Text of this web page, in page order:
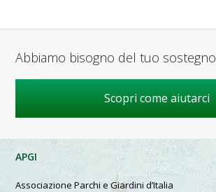
Abbiamo bisogno del tuo sostegno
Scopri come aiutarci
APGI
Associazione Parchi e Giardini d’Italia